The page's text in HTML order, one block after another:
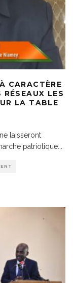
CARACTÈRE
LES
LA TABLE
laisseront
patriotique...